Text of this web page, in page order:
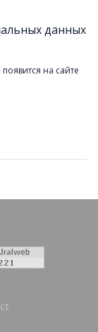
данных
на сайте